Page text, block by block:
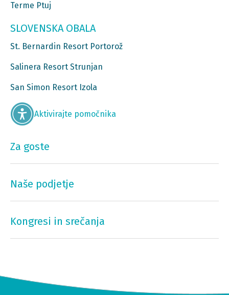
Terme Ptuj
SLOVENSKA OBALA
St. Bernardin Resort Portorož
Salinera Resort Strunjan
San Simon Resort Izola
Aktivirajte pomočnika
Za goste
Naše podjetje
Kongresi in srečanja